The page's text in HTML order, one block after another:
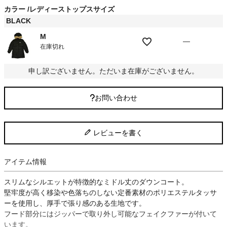
カラー
レディーストップスサイズ
BLACK
M
在庫切れ
—
申し訳ございません。ただいま在庫がございません。
お問い合わせ
レビューを書く
アイテム情報
スリムなシルエットが特徴的なミドル丈のダウンコート。
堅牢度が高く移染や色落ちのしない定番素材のポリエステルタッサ
ーを使用し、厚手で張り感のある生地です。
フード部分にはジッパーで取り外し可能なフェイクファーが付いて
います。